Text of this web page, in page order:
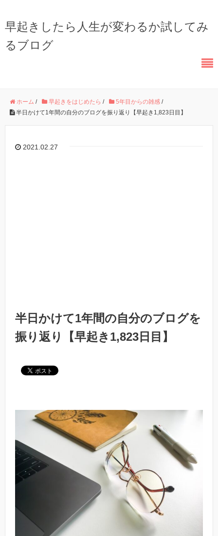
早起きしたら人生が変わるか試してみ
るブログ
ホーム / 早起きをはじめたら / 5年目からの雑感 /
半日かけて1年間の自分のブログを振り返り【早起き1,823日目】
2021.02.27
半日かけて1年間の自分のブログを
振り返り【早起き1,823日目】